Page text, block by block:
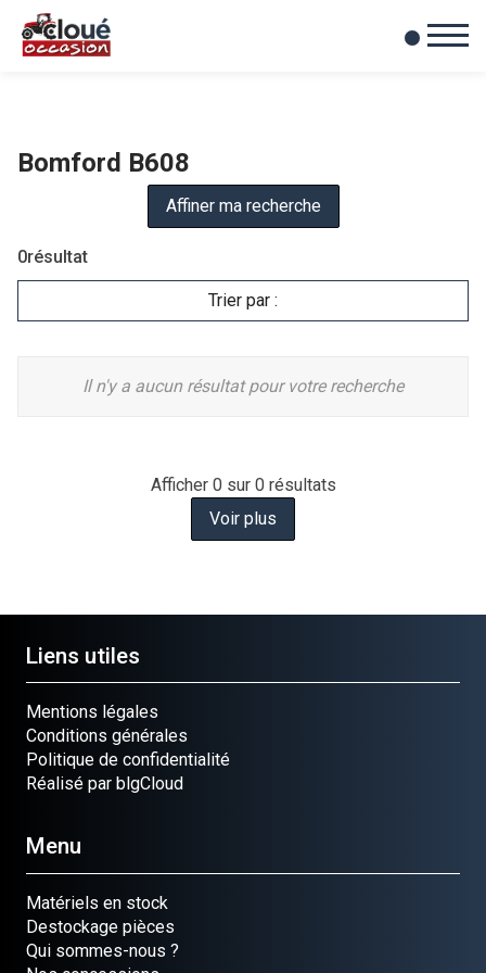
Mes favoris
0
Bomford B608
0résultat
Trier par :
Affiner ma recherche
Il n'y a aucun résultat pour votre recherche
Afficher 0 sur 0 résultats
Voir plus
Liens utiles
Mentions légales
Conditions générales
Politique de confidentialité
Réalisé par blgCloud
Menu
Matériels en stock
Destockage pièces
Qui sommes-nous ?